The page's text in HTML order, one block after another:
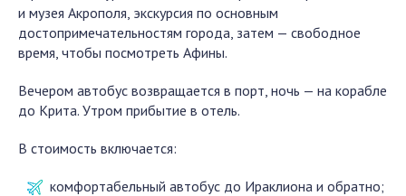
и музея Акрополя, экскурсия по основным
достопримечательностям города, затем — свободное
время, чтобы посмотреть Афины.
Вечером автобус возвращается в порт, ночь — на корабле
до Крита. Утром прибытие в отель.
В стоимость включается:
комфортабельный автобус до Ираклиона и обратно;